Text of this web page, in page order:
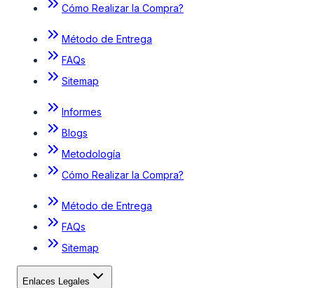
Cómo Realizar la Compra?
Método de Entrega
FAQs
Sitemap
Informes
Blogs
Metodología
Cómo Realizar la Compra?
Método de Entrega
FAQs
Sitemap
Enlaces Legales